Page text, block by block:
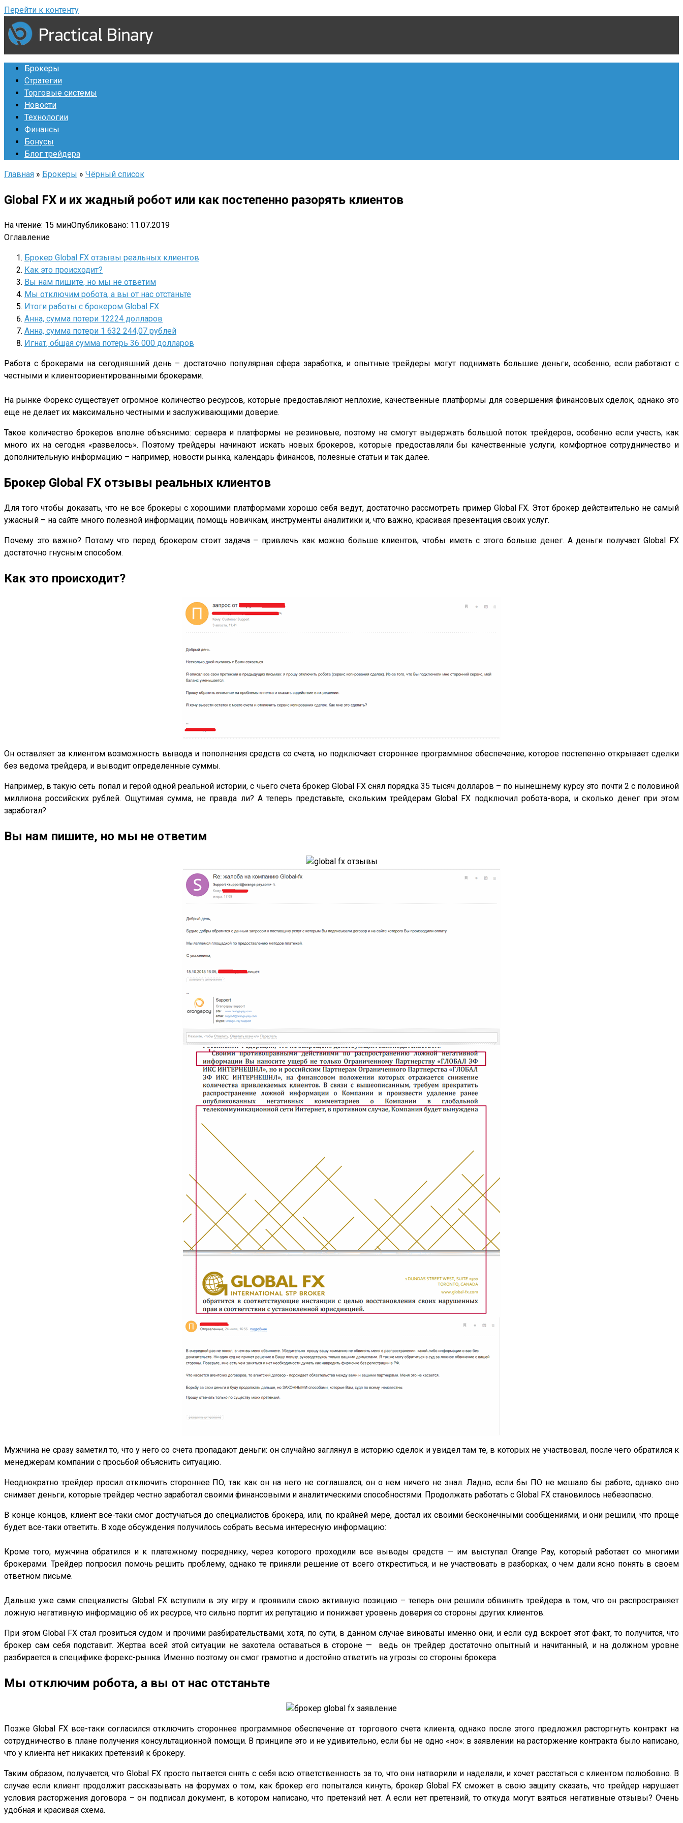
Перейти к контенту
Брокеры
Стратегии
Торговые системы
Новости
Технологии
Финансы
Бонусы
Блог трейдера
Главная » Брокеры » Чёрный список
Global FX и их жадный робот или как постепенно разорять клиентов
На чтение: 15 минОпубликовано: 11.07.2019
Оглавление
Брокер Global FX отзывы реальных клиентов
Как это происходит?
Вы нам пишите, но мы не ответим
Мы отключим робота, а вы от нас отстаньте
Итоги работы с брокером Global FX
Анна, сумма потери 12224 долларов
Анна, сумма потери 1 632 244,07 рублей
Игнат, общая сумма потерь 36 000 долларов
Работа с брокерами на сегодняшний день – достаточно популярная сфера заработка, и опытные трейдеры могут поднимать большие деньги, особенно, если работают с
честными и клиентоориентированными брокерами.
На рынке Форекс существует огромное количество ресурсов, которые предоставляют неплохие, качественные платформы для совершения финансовых сделок, однако это
еще не делает их максимально честными и заслуживающими доверие.
Такое количество брокеров вполне объяснимо: сервера и платформы не резиновые, поэтому не смогут выдержать большой поток трейдеров, особенно если учесть, как
много их на сегодня «развелось». Поэтому трейдеры начинают искать новых брокеров, которые предоставляли бы качественные услуги, комфортное сотрудничество и
дополнительную информацию – например, новости рынка, календарь финансов, полезные статьи и так далее.
Брокер Global FX отзывы реальных клиентов
Для того чтобы доказать, что не все брокеры с хорошими платформами хорошо себя ведут, достаточно рассмотреть пример Global FX. Этот брокер действительно не самый
ужасный – на сайте много полезной информации, помощь новичкам, инструменты аналитики и, что важно, красивая презентация своих услуг.
Почему это важно? Потому что перед брокером стоит задача – привлечь как можно больше клиентов, чтобы иметь с этого больше денег. А деньги получает Global FX
достаточно гнусным способом.
Как это происходит?
Он оставляет за клиентом возможность вывода и пополнения средств со счета, но подключает стороннее программное обеспечение, которое постепенно открывает сделки
без ведома трейдера, и выводит определенные суммы.
Например, в такую сеть попал и герой одной реальной истории, с чьего счета брокер Global FX снял порядка 35 тысяч долларов – по нынешнему курсу это почти 2 с половиной
миллиона российских рублей. Ощутимая сумма, не правда ли? А теперь представьте, скольким трейдерам Global FX подключил робота-вора, и сколько денег при этом
заработал?
Вы нам пишите, но мы не ответим
Мужчина не сразу заметил то, что у него со счета пропадают деньги: он случайно заглянул в историю сделок и увидел там те, в которых не участвовал, после чего обратился к
менеджерам компании с просьбой объяснить ситуацию.
Неоднократно трейдер просил отключить стороннее ПО, так как он на него не соглашался, он о нем ничего не знал. Ладно, если бы ПО не мешало бы работе, однако оно
снимает деньги, которые трейдер честно заработал своими финансовыми и аналитическими способностями. Продолжать работать с Global FX становилось небезопасно.
В конце концов, клиент все-таки смог достучаться до специалистов брокера, или, по крайней мере, достал их своими бесконечными сообщениями, и они решили, что проще
будет все-таки ответить. В ходе обсуждения получилось собрать весьма интересную информацию:
Кроме того, мужчина обратился и к платежному посреднику, через которого проходили все выводы средств — им выступал Orange Pay, который работает со многими
брокерами. Трейдер попросил помочь решить проблему, однако те приняли решение от всего откреститься, и не участвовать в разборках, о чем дали ясно понять в своем
ответном письме.
Дальше уже сами специалисты Global FX вступили в эту игру и проявили свою активную позицию – теперь они решили обвинить трейдера в том, что он распространяет
ложную негативную информацию об их ресурсе, что сильно портит их репутацию и понижает уровень доверия со стороны других клиентов.
При этом Global FX стал грозиться судом и прочими разбирательствами, хотя, по сути, в данном случае виноваты именно они, и если суд вскроет этот факт, то получится, что
брокер сам себя подставит. Жертва всей этой ситуации не захотела оставаться в стороне — ведь он трейдер достаточно опытный и начитанный, и на должном уровне
разбирается в специфике форекс-рынка. Именно поэтому он смог грамотно и достойно ответить на угрозы со стороны брокера.
Мы отключим робота, а вы от нас отстаньте
Позже Global FX все-таки согласился отключить стороннее программное обеспечение от торгового счета клиента, однако после этого предложил расторгнуть контракт на
сотрудничество в плане получения консультационной помощи. В принципе это и не удивительно, если бы не одно «но»: в заявлении на расторжение контракта было написано,
что у клиента нет никаких претензий к брокеру.
Таким образом, получается, что Global FX просто пытается снять с себя всю ответственность за то, что они натворили и наделали, и хочет расстаться с клиентом полюбовно. В
случае если клиент продолжит рассказывать на форумах о том, как брокер его попытался кинуть, брокер Global FX сможет в свою защиту сказать, что трейдер нарушает
условия расторжения договора – он подписал документ, в котором написано, что претензий нет. А если нет претензий, то откуда могут взяться негативные отзывы? Очень
удобная и красивая схема.